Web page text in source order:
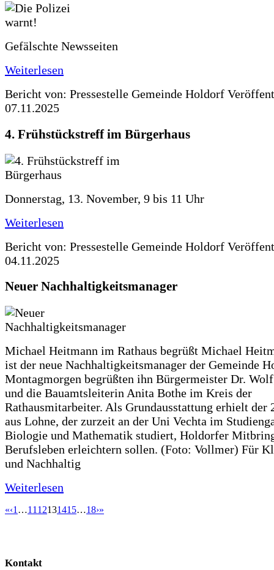
Gefälschte Newsseiten
Weiterlesen
Bericht von: Pressestelle Gemeinde Holdorf
07.11.2025
4. Frühstückstreff im Bürgerhaus
Donnerstag, 13. November, 9 bis 11 Uhr
Weiterlesen
Bericht von: Pressestelle Gemeinde Holdorf
04.11.2025
Neuer Nachhaltigkeitsmanager
Michael Heitmann im Rathaus begrüßt Michael
ist der neue Nachhaltigkeitsmanager der Gemeinde
Montagmorgen begrüßten ihn Bürgermeister Dr.
und die Bauamtsleiterin Anita Bothe im Kreis der
Rathausmitarbeiter. Als Grundausstattung erhielt der
aus Lohne, der zurzeit an der Uni Vechta im
Biologie und Mathematik studiert, Holdorfer
Berufsleben erleichtern sollen. (Foto: Vollmer) Für
und Nachhaltig
Weiterlesen
«‹1 …11 12131415…18›»
Kontakt